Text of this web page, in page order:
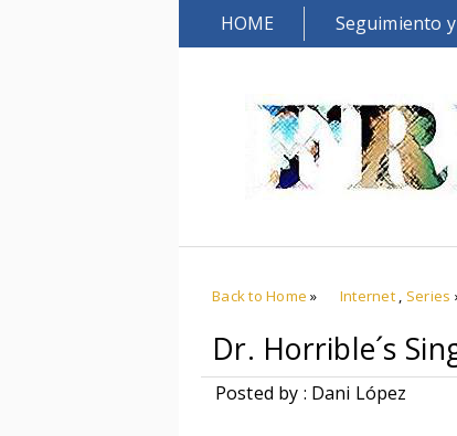
HOME Seguimiento
Back to Home » Internet, Series
Dr. Horrible´s
Posted by : Dani López